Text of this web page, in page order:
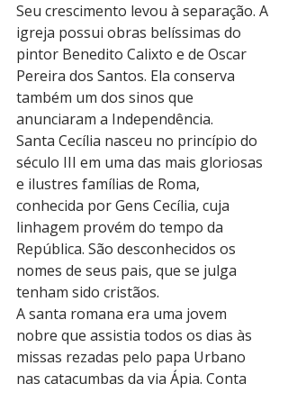
Seu crescimento levou à separação. A
igreja possui obras belíssimas do
pintor Benedito Calixto e de Oscar
Pereira dos Santos. Ela conserva
também um dos sinos que
anunciaram a Independência.
Santa Cecília nasceu no princípio do
século III em uma das mais gloriosas
e ilustres famílias de Roma,
conhecida por Gens Cecília, cuja
linhagem provém do tempo da
República. São desconhecidos os
nomes de seus pais, que se julga
tenham sido cristãos.
A santa romana era uma jovem
nobre que assistia todos os dias às
missas rezadas pelo papa Urbano
nas catacumbas da via Ápia. Conta